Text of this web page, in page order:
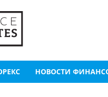
НОВОСТИ